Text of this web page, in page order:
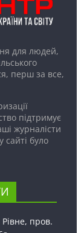
для людей,
перш за все,
підтримує
журналісти
було
пров.